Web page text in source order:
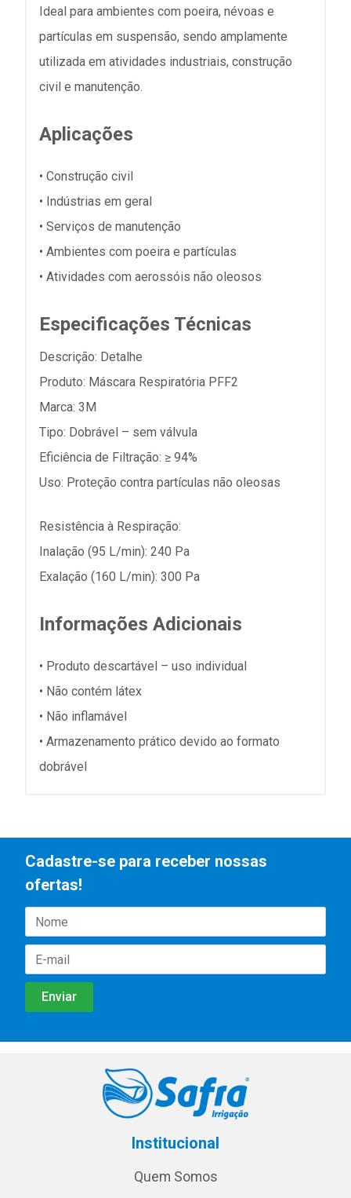
Ideal para ambientes com poeira, névoas e
partículas em suspensão, sendo amplamente
utilizada em atividades industriais, construção
civil e manutenção.
Aplicações
• Construção civil
• Indústrias em geral
• Serviços de manutenção
• Ambientes com poeira e partículas
• Atividades com aerossóis não oleosos
Especificações Técnicas
Descrição: Detalhe
Produto: Máscara Respiratória PFF2
Marca: 3M
Tipo: Dobrável – sem válvula
Eficiência de Filtração: ≥ 94%
Uso: Proteção contra partículas não oleosas
Resistência à Respiração:
Inalação (95 L/min): 240 Pa
Exalação (160 L/min): 300 Pa
Informações Adicionais
• Produto descartável – uso individual
• Não contém látex
• Não inflamável
• Armazenamento prático devido ao formato
dobrável
Cadastre-se para receber nossas
ofertas!
Institucional
Quem Somos